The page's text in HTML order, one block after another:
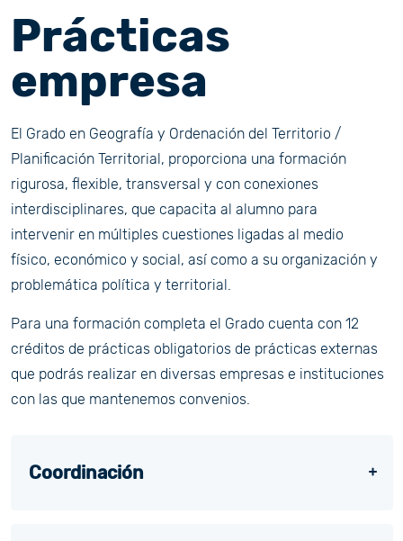
Prácticas
empresa
El Grado en Geografía y Ordenación del Territorio /
Planificación Territorial, proporciona una formación
rigurosa, flexible, transversal y con conexiones
interdisciplinares, que capacita al alumno para
intervenir en múltiples cuestiones ligadas al medio
físico, económico y social, así como a su organización y
problemática política y territorial.
Para una formación completa el Grado cuenta con 12
créditos de prácticas obligatorios de prácticas externas
que podrás realizar en diversas empresas e instituciones
con las que mantenemos convenios.
Coordinación